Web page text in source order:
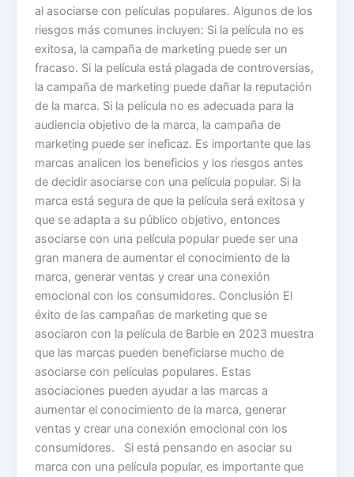
al asociarse con películas populares. Algunos de los
riesgos más comunes incluyen: Si la película no es
exitosa, la campaña de marketing puede ser un
fracaso. Si la película está plagada de controversias,
la campaña de marketing puede dañar la reputación
de la marca. Si la película no es adecuada para la
audiencia objetivo de la marca, la campaña de
marketing puede ser ineficaz. Es importante que las
marcas analicen los beneficios y los riesgos antes
de decidir asociarse con una película popular. Si la
marca está segura de que la película será exitosa y
que se adapta a su público objetivo, entonces
asociarse con una película popular puede ser una
gran manera de aumentar el conocimiento de la
marca, generar ventas y crear una conexión
emocional con los consumidores. Conclusión El
éxito de las campañas de marketing que se
asociaron con la película de Barbie en 2023 muestra
que las marcas pueden beneficiarse mucho de
asociarse con películas populares. Estas
asociaciones pueden ayudar a las marcas a
aumentar el conocimiento de la marca, generar
ventas y crear una conexión emocional con los
consumidores. Si está pensando en asociar su
marca con una película popular, es importante que